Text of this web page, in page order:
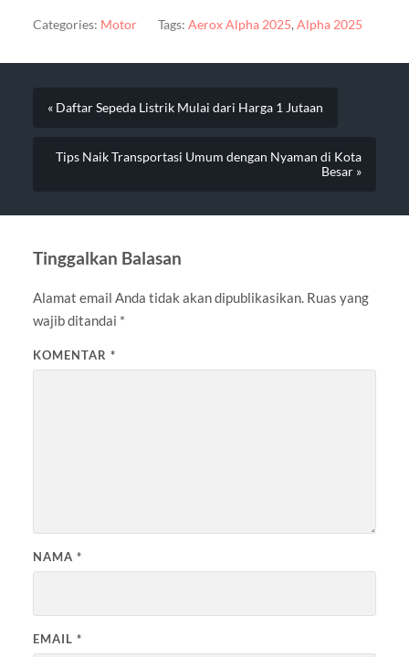
Categories: Motor Tags: Aerox Alpha 2025, Alpha 2025
« Daftar Sepeda Listrik Mulai dari Harga 1 Jutaan
Tips Naik Transportasi Umum dengan Nyaman di Kota
Besar »
Tinggalkan Balasan
Alamat email Anda tidak akan dipublikasikan. Ruas yang
wajib ditandai *
KOMENTAR *
NAMA *
EMAIL *